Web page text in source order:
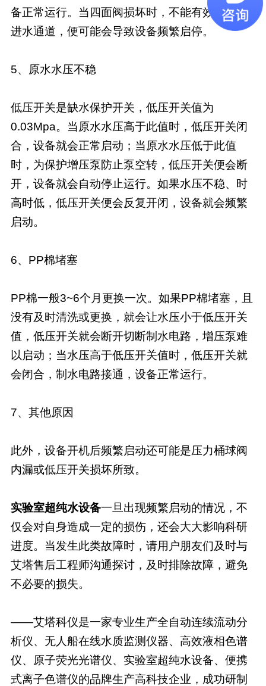
备正常运行。当四面阀损坏时，不能有效地控制
进水通道，便可能会导致设备频繁启停。
5、原水水压不稳
低压开关是缺水保护开关，低压开关值为
0.03Mpa。当原水水压高于此值时，低压开关闭
合，设备就会正常启动；当原水水压低于此值
时，为保护增压泵防止泵空转，低压开关便会断
开，设备就会自动停止运行。如果水压不稳、时
高时低，低压开关便会反复开闭，设备就会频繁
启动。
6、PP棉堵塞
PP棉一般3~6个月更换一次。如果PP棉堵塞，且
没有及时清洗或更换，就会让水压小于低压开关
值，低压开关就会断开切断制水电路，增压泵难
以启动；当水压高于低压开关值时，低压开关就
会闭合，制水电路接通，设备正常运行。
7、其他原因
此外，设备开机后频繁启动还可能是压力桶球阀
内漏或低压开关损坏所致。
实验室超纯水设备一旦出现频繁启动的情况，不
仅会对自身造成一定的损伤，还会大大影响科研
进度。当发生此类故障时，请用户朋友们及时与
艾塔售后工程师沟通探讨，及时排除故障，避免
不必要的损失。
——艾塔科仪是一家专业生产全自动连续流动分
析仪、无人船在线水质监测仪器、高效液相色谱
仪、原子荧光光谱仪、实验室超纯水设备、便携
式离子色谱仪的品牌生产高科技企业，成功研制